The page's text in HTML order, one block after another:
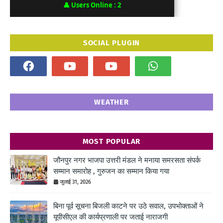
👤 Users Online : 2
SOCIAL PLUGIN
WEATHER
MOST POPULAR
जौनपुर नगर भाजपा उत्तरी मंडल ने मनाया समरसता संपर्क
सम्मान समारोह , गुरुजन का सम्मान किया गया
जुलाई 31, 2026
बिना पूर्व सूचना बिजली काटने पर उठे सवाल, उपभोक्ताओं ने
यूपीसीएल की कार्यप्रणाली पर जताई नाराजगी